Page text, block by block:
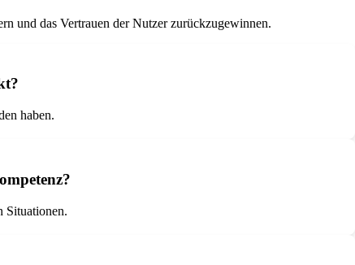
und das Vertrauen der Nutzer zurückzugewinnen.
haben.
Situationen.